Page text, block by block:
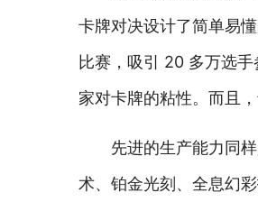
卡牌对决设计了简单易
比赛，吸引 20 多万选
家对卡牌的粘性。而且
先进的生产能力同
术、铂金光刻、全息幻